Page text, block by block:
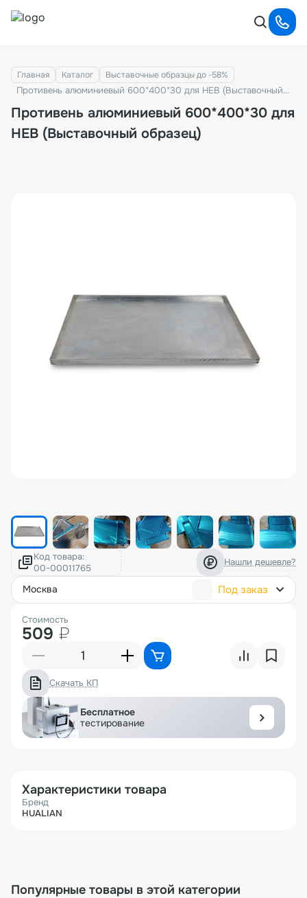
Главная Каталог Выставочные образцы до -58%
Противень алюминиевый 600*400*30 для HEB (Выставочный образец)
Противень алюминиевый 600*400*30 для
HEB (Выставочный образец)
Код товара: Нашли дешевле?
москва Под заказ
Стоимость
509 ₽
Скачать КП
Бесплатное
тестирование
Характеристики товара
Бренд
HUALIAN
Популярные товары в этой категории